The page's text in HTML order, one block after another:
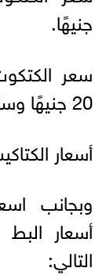
جنيهًا.
سعر
20 جنيهًا وساسو 15 جنيها.
أسعار
وبجانب
أسعار
التالي: